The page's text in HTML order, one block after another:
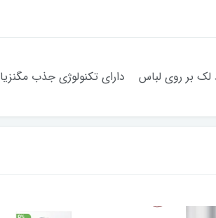
بر روی لباس دارای تکنولوژی جذب مگنزیا